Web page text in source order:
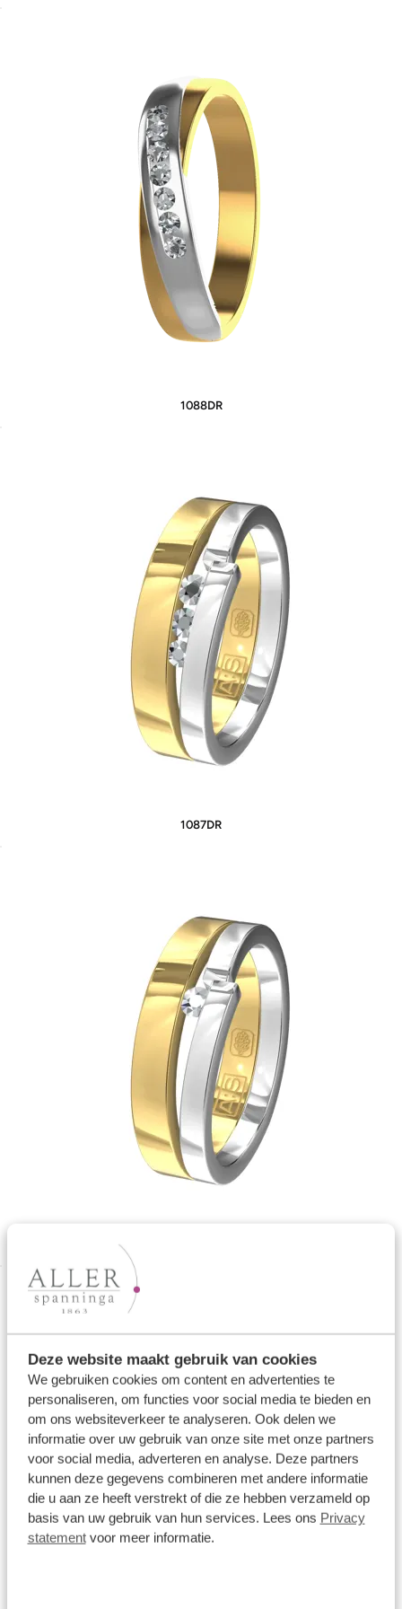
Deze website maakt gebruik van cookies
We gebruiken cookies om content en advertenties te
personaliseren, om functies voor social media te bieden en
om ons websiteverkeer te analyseren. Ook delen we
informatie over uw gebruik van onze site met onze partners
voor social media, adverteren en analyse. Deze partners
kunnen deze gegevens combineren met andere informatie
die u aan ze heeft verstrekt of die ze hebben verzameld op
basis van uw gebruik van hun services. Lees ons Privacy
statementvoor meer informatie.
1088DR
1087DR